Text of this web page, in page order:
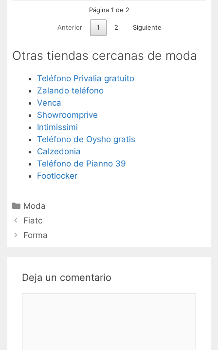
Página 1 de 2
Anterior 1 2 Siguiente
Otras tiendas cercanas de moda
Teléfono Privalia gratuito
Zalando teléfono
Venca
Showroomprive
Intimissimi
Teléfono de Oysho gratis
Calzedonia
Teléfono de Pianno 39
Footlocker
Categorías
Moda
Navegación
de
Fiatc
Forma
Deja un comentario